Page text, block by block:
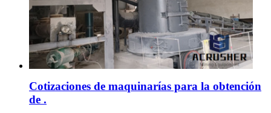
Cotizaciones de maquinarías para la obtención
de .